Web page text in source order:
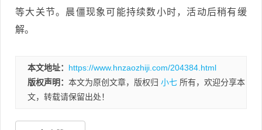
等大关节。晨僵现象可能持续数小时，活动后稍有缓
解。
本文地址： https://www.hnzaozhiji.com/204384.html
版权声明： 本文为原创文章，版权归 小七 所有，欢迎分享本
文，转载请保留出处！